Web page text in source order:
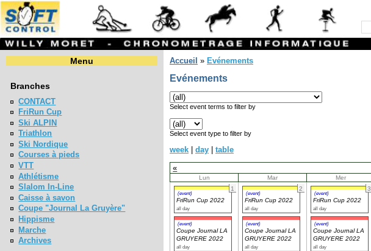
Menu
Branches
CONTACT
FriRun Cup
Ski ALPIN
Triathlon
Ski Nordique
Courses à pieds
VTT
Athlétisme
Slalom In-Line
Caisse à savon
Coupe "Journal La Gruyère"
Hippisme
Marche
Archives
Accueil » Evénements
Evénements
Select event terms to filter by
Select event type to filter by
week day
table
«
Lun Mar Mer
1
(event)
FriRun Cup 2022
all day
(event)
Coupe Journal LA
GRUYERE 2022
all day
2
(event)
FriRun Cup 2022
all day
(event)
Coupe Journal LA
GRUYERE 2022
all day
3
(event)
FriRun Cup 2022
all day
(event)
Coupe Journal LA
GRUYERE 2022
all day